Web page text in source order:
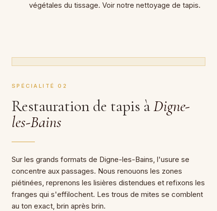
végétales du tissage. Voir notre nettoyage de tapis.
SPÉCIALITÉ 02
Restauration de tapis àDigne-
les-Bains
Sur les grands formats de Digne-les-Bains, l'usure se
concentre aux passages. Nous renouons les zones
piétinées, reprenons les lisières distendues et refixons les
franges qui s'effilochent. Les trous de mites se comblent
au ton exact, brin après brin.